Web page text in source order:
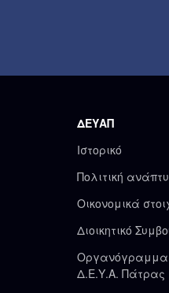
ΔΕΥΑΠ
Ιστορικό
Πολιτική
Οικονομικά
Διοικητικό
Οργανόγραμμα
Δ.Ε.Υ.Α. Πάτρας